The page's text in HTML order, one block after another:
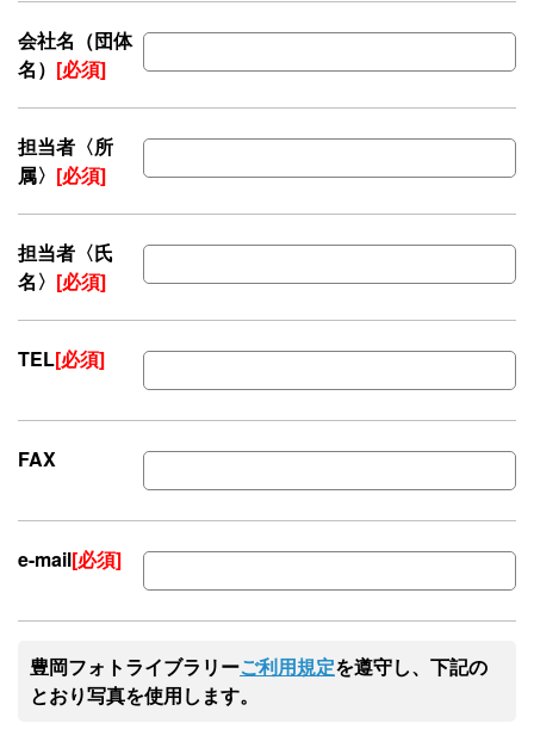
会社名（団体
名） [必須]
担当者〈所
属〉 [必須]
担当者〈氏
名〉 [必須]
TEL[必須]
FAX
e-mail[必須]
豊岡フォトライブラリーご利用規定を遵守し、下記の
とおり写真を使用します。